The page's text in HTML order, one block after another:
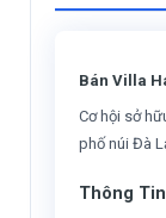
Bán Villa
Cơ hội sở
phố núi Đà
Thông